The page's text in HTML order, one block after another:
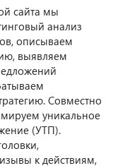
сайта мы
анализ
описываем
выявляем
Совместно
уникальное
(УТП).
к действиям,